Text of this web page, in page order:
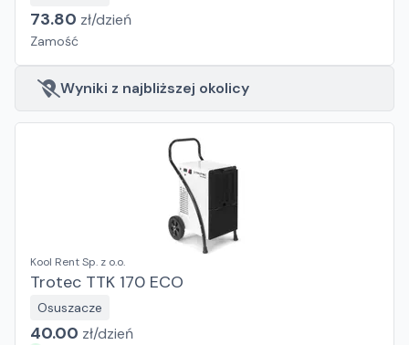
73.80 zł/dzień
Zamość
Wyniki z najbliższej okolicy
Kool Rent Sp. z o.o.
Trotec TTK 170 ECO
Osuszacze
40.00 zł/dzień